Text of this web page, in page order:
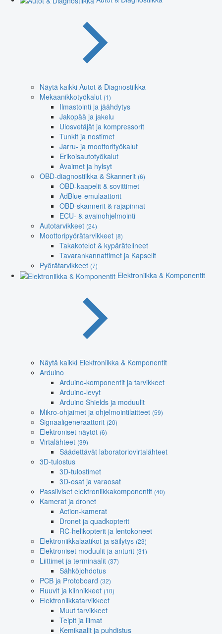
Näytä kaikki Autot & Diagnostiikka
Mekaanikkotyökalut (1)
Ilmastointi ja jäähdytys
Jakopää ja jakelu
Ulosvetäjät ja kompressorit
Tunkit ja nostimet
Jarru- ja moottorityökalut
Erikoisautotyökalut
Avaimet ja hylsyt
OBD-diagnostiikka & Skannerit (6)
OBD-kaapelit & sovittimet
AdBlue-emulaattorit
OBD-skannerit & rajapinnat
ECU- & avainohjelmointi
Autotarvikkeet (24)
Moottoripyörätarvikkeet (8)
Takakotelot & kypärätelineet
Tavarankannattimet ja Kapselit
Pyörätarvikkeet (7)
Elektroniikka & Komponentit
Näytä kaikki Elektroniikka & Komponentit
Arduino
Arduino-komponentit ja tarvikkeet
Arduino-levyt
Arduino Shields ja moduulit
Mikro-ohjaimet ja ohjelmointilaitteet (59)
Signaaligeneraattorit (20)
Elektroniset näytöt (6)
Virtalähteet (39)
Säädettävät laboratoriovirtalähteet
3D-tulostus
3D-tulostimet
3D-osat ja varaosat
Passiiviset elektroniikkakomponentit (40)
Kamerat ja dronet
Action-kamerat
Dronet ja quadkopterit
RC-helikopterit ja lentokoneet
Elektroniikkalaatikot ja säilytys (23)
Elektroniset moduulit ja anturit (31)
Liittimet ja terminaalit (37)
Sähköjohdotus
PCB ja Protoboard (32)
Ruuvit ja kiinnikkeet (10)
Elektroniikkatarvikkeet
Muut tarvikkeet
Teipit ja liimat
Kemikaalit ja puhdistus